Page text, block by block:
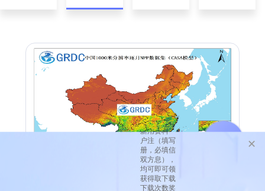
息” 双
重福利
活动！
1.老
用户
邀请
新用
户注
册，
双方
均可
获得
下载
2.新老
用户完
善个人
资料
（填写
必填信
息），
即可领
取下载
次数奖
✕